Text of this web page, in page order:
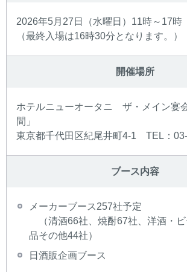
2026年5月27日（水曜日）11時～17時
（最終入場は16時30分となります。）
開催場所
ホテルニューオータニ ザ・メイン宴
間」
東京都千代田区紀尾井町4-1 TEL：
ブース内容
メーカーブース257社予定
（清酒66社、焼酎67社、洋酒・
品その他44社）
日酒販企画ブース